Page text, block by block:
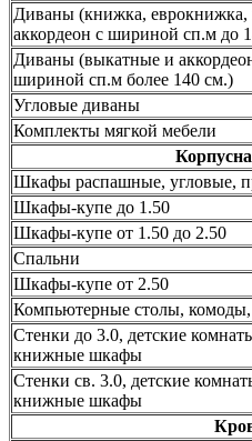
Диваны (книжка, еврокнижка,
аккордеон с шириной сп.м до
Диваны (выкатные и
шириной сп.м более 140 см.)
Угловые диваны
Комплекты мягкой мебели
Шкафы распашные, угловые,
Шкафы-купе до 1.50
Шкафы-купе от 1.50 до 2.50
Спальни
Шкафы-купе от 2.50
Компьютерные столы,
Стенки до 3.0, детские
книжные шкафы
Стенки св. 3.0, детские
книжные шкафы